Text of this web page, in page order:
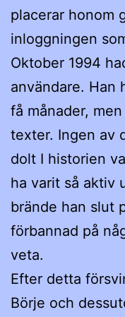
placerar honom
inloggningen
Oktober 1994
användare. Han
få månader,
texter. Ingen av
dolt I historien
ha varit så aktiv
brände han slut
förbannad på
veta.
Efter detta
Börje och